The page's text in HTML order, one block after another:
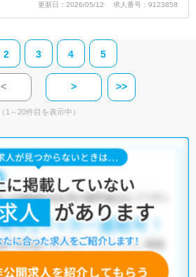
更新日：2026/05/12 求人番号：9123858
2 3 4 5
< > >>
（1～20件目を表示中）